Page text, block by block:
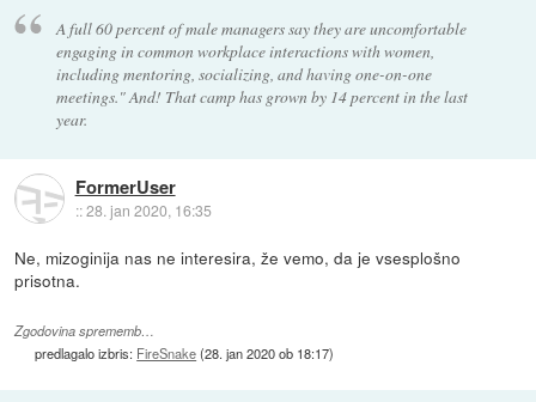
A full 60 percent of male managers say they are uncomfortable
engaging in common workplace interactions with women,
including mentoring, socializing, and having one-on-one
meetings." And! That camp has grown by 14 percent in the last
year.
FormerUser
::28. jan 2020, 16:35
Ne, mizoginija nas ne interesira, že vemo, da je vsesplošno
prisotna.
Zgodovina sprememb…
predlagalo izbris: FireSnake(28. jan 2020 ob 18:17)